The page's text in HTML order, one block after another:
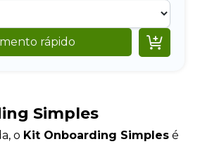
rápido 
Simples
o Kit Onboarding Simples é